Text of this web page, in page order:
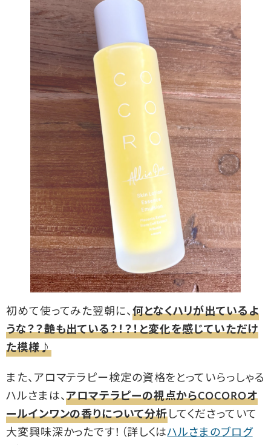
初めて使ってみた翌朝に、 何となくハリが出ているよ
うな？？艶も出ている？！？！と変化を感じていただけ
た模様♪
また、アロマテラピー検定の資格をとっていらっしゃる
ハルさまは、アロマテラピーの視点からCOCOROオ
ールインワンの香りについて分析してくださっていて
大変興味深かったです！（詳しくはハルさまのブログ